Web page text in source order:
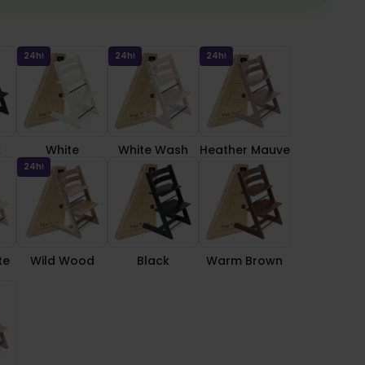
24h! White
White
24h! White Wash
White Wash
24h! Heather Mauve
Heather Mauve
White
24h! Wild Wood
Wild Wood
Black
Black
Warm Brown
Warm Brown
Grey